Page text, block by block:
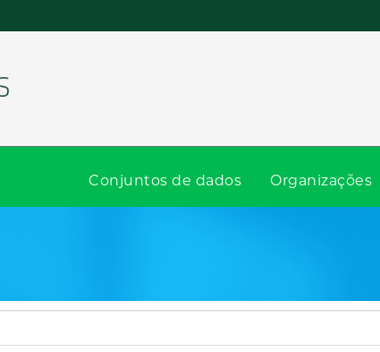
Conjuntos de dados Organizações